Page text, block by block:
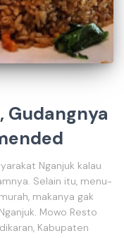
Gudangnya
Nganjuk kalau
Selain itu, menu-
makanya gak
Mowo Resto
Kabupaten